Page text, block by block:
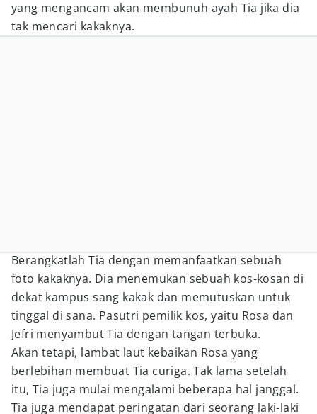
yang mengancam akan membunuh ayah Tia jika dia
tak mencari kakaknya.
Berangkatlah Tia dengan memanfaatkan sebuah
foto kakaknya. Dia menemukan sebuah kos-kosan di
dekat kampus sang kakak dan memutuskan untuk
tinggal di sana. Pasutri pemilik kos, yaitu Rosa dan
Jefri menyambut Tia dengan tangan terbuka.
Akan tetapi, lambat laut kebaikan Rosa yang
berlebihan membuat Tia curiga. Tak lama setelah
itu, Tia juga mulai mengalami beberapa hal janggal.
Tia juga mendapat peringatan dari seorang laki-laki